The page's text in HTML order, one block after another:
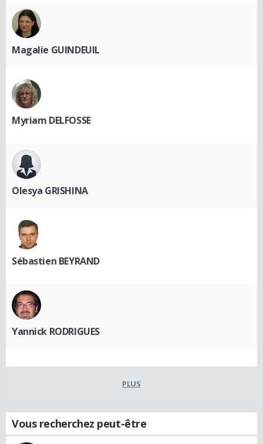
Magalie GUINDEUIL
Myriam DELFOSSE
Olesya GRISHINA
Sébastien BEYRAND
Yannick RODRIGUES
PLUS
Vous recherchez peut-être